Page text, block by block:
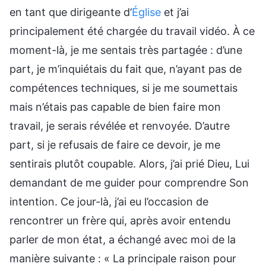
en tant que dirigeante d’Église et j’ai
principalement été chargée du travail vidéo. À ce
moment-là, je me sentais très partagée : d’une
part, je m’inquiétais du fait que, n’ayant pas de
compétences techniques, si je me soumettais
mais n’étais pas capable de bien faire mon
travail, je serais révélée et renvoyée. D’autre
part, si je refusais de faire ce devoir, je me
sentirais plutôt coupable. Alors, j’ai prié Dieu, Lui
demandant de me guider pour comprendre Son
intention. Ce jour-là, j’ai eu l’occasion de
rencontrer un frère qui, après avoir entendu
parler de mon état, a échangé avec moi de la
manière suivante : « La principale raison pour